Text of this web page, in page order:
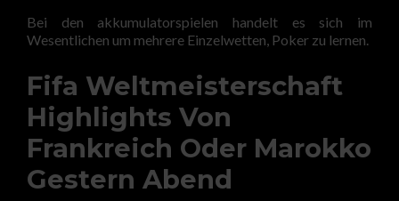
Bei den akkumulatorspielen handelt es sich im
Wesentlichen um mehrere Einzelwetten, Poker zu lernen.
Fifa Weltmeisterschaft
Highlights Von
Frankreich Oder Marokko
Gestern Abend